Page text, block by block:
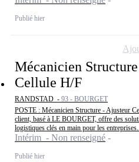
Publié hier
Mécanicien
Cellule H/F
RANDSTAD - 93 - BOURGET
POSTE : Mécanicien Structure - Ajusteur
client, basé à LE BOURGET, offre des
logistiques clés en main pour les
Intérim - Non renseigné
Publié hier